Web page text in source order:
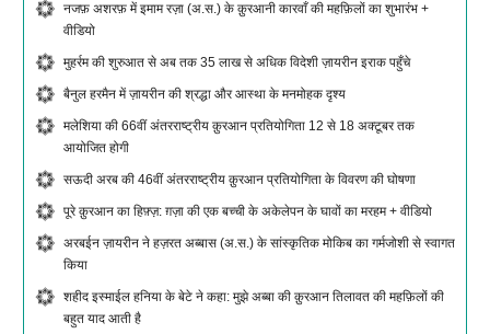
नजफ़ अशरफ़ में इमाम रज़ा (अ.स.) के क़ुरआनी कारवाँ की महफ़िलों का शुभारंभ +
वीडियो
मुहर्रम की शुरुआत से अब तक 35 लाख से अधिक विदेशी ज़ायरीन इराक पहुँचे
बैनुल हरमैन में ज़ायरीन की श्रद्धा और आस्था के मनमोहक दृश्य
मलेशिया की 66वीं अंतरराष्ट्रीय क़ुरआन प्रतियोगिता 12 से 18 अक्टूबर तक
आयोजित होगी
सऊदी अरब की 46वीं अंतरराष्ट्रीय क़ुरआन प्रतियोगिता के विवरण की घोषणा
पूरे क़ुरआन का हिफ़्ज़: ग़ज़ा की एक बच्ची के अकेलेपन के घावों का मरहम + वीडियो
अरबईन ज़ायरीन ने हज़रत अब्बास (अ.स.) के सांस्कृतिक मोकिब का गर्मजोशी से स्वागत
किया
शहीद इस्माईल हनिया के बेटे ने कहा: मुझे अब्बा की क़ुरआन तिलावत की महफ़िलों की
बहुत याद आती है